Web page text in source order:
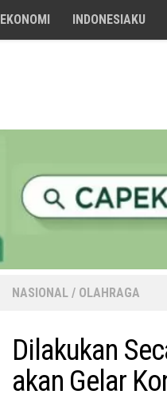
EKONOMI INDONESIAKU
NASIONAL / OLAHRAGA
Dilakukan
akan Gelar